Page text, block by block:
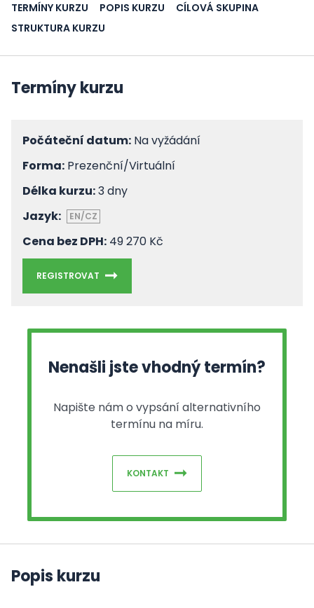
TERMÍNY KURZU POPIS KURZU
CÍLOVÁ SKUPINA
STRUKTURA KURZU
Termíny kurzu
Počáteční datum: Na vyžádání
Forma: Prezenční/Virtuální
Délka kurzu:3 dny
Jazyk:
EN/CZ
Cena bez DPH: 49 270 Kč
REGISTROVAT
Nenašli jste vhodný termín?
Napište nám o vypsání alternativního
termínu na míru.
KONTAKT
Popis kurzu